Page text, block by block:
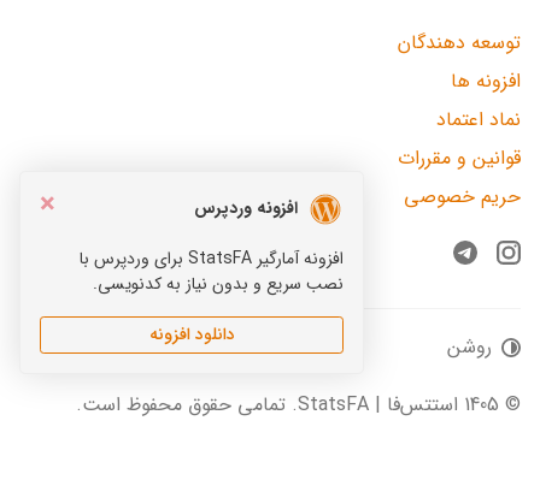
×
افزونه وردپرس
افزونه آمارگیر StatsFA برای وردپرس با
نصب سریع و بدون نیاز به کدنویسی.
دانلود افزونه
توسعه دهندگان
افزونه ها
نماد اعتماد
قوانین و مقررات
حریم خصوصی
Instagram
Telegram
© 1405 استتس‌فا | StatsFA. تمامی حقوق محفوظ است.
روشن